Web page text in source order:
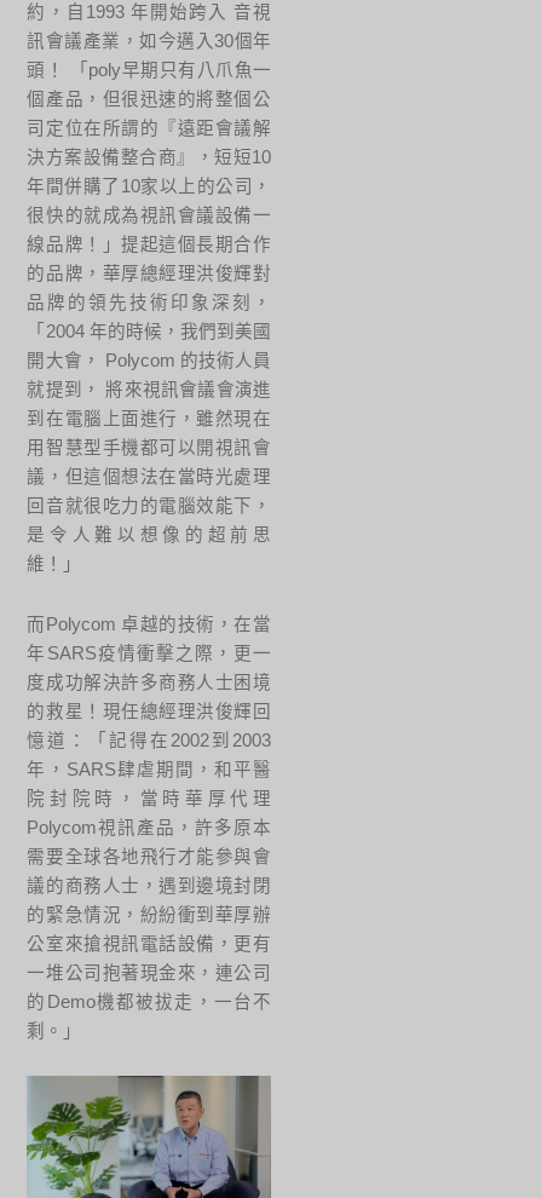
約，自1993 年開始跨入 音視
訊會議產業，如今邁入30個年
頭！ 「poly早期只有八爪魚一
個產品，但很迅速的將整個公
司定位在所謂的『遠距會議解
決方案設備整合商』，短短10
年間併購了10家以上的公司，
很快的就成為視訊會議設備一
線品牌！」提起這個長期合作
的品牌，華厚總經理洪俊輝對
品牌的領先技術印象深刻，
「2004 年的時候，我們到美國
開大會， Polycom 的技術人員
就提到， 將來視訊會議會演進
到在電腦上面進行，雖然現在
用智慧型手機都可以開視訊會
議，但這個想法在當時光處理
回音就很吃力的電腦效能下，
是令人難以想像的超前思
維！」
而Polycom 卓越的技術，在當
年SARS疫情衝擊之際，更一
度成功解決許多商務人士困境
的救星！現任總經理洪俊輝回
憶道：「記得在2002到2003
年，SARS肆虐期間，和平醫
院封院時，當時華厚代理
Polycom視訊產品，許多原本
需要全球各地飛行才能參與會
議的商務人士，遇到邊境封閉
的緊急情況，紛紛衝到華厚辦
公室來搶視訊電話設備，更有
一堆公司抱著現金來，連公司
的Demo機都被拔走，一台不
剩。」